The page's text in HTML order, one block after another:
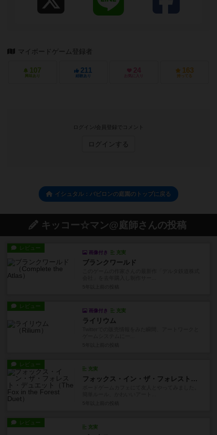
マイボードゲーム登録者
107
興味あり
211
経験あり
24
お気に入り
163
持ってる
ログイン/会員登録でコメント
ログインする
イシュタル：バビロンの庭園のトップに戻る
キッコー☆マン@庭師さんの投稿
レビュー
画像付き 充実
ブランクワールド
レビュー
画像付き 充実
ライリウム
レビュー
充実
フォックス・イン・ザ・フォレスト・デュエット
レビュー
充実